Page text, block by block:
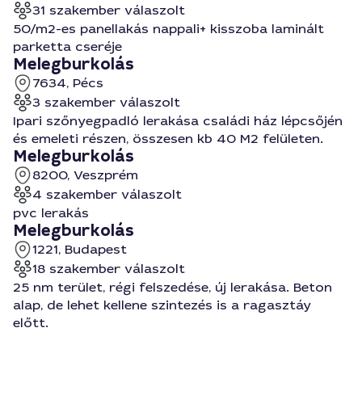
31 szakember válaszolt
50/m2-es panellakás nappali+ kisszoba laminált
parketta cseréje
Melegburkolás
7634, Pécs
3 szakember válaszolt
Ipari szőnyegpadló lerakása családi ház lépcsőjén
és emeleti részen, összesen kb 40 M2 felületen.
Melegburkolás
8200, Veszprém
4 szakember válaszolt
pvc lerakás
Melegburkolás
1221, Budapest
18 szakember válaszolt
25 nm terület, régi felszedése, új lerakása. Beton
alap, de lehet kellene szintezés is a ragasztáy
előtt.